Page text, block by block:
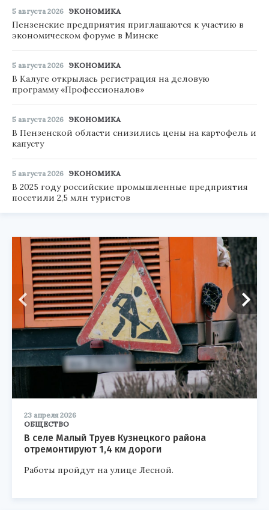
5 августа 2026 ЭКОНОМИКА
Пензенские предприятия приглашаются к участию в
экономическом форуме в Минске
5 августа 2026 ЭКОНОМИКА
В Калуге открылась регистрация на деловую
программу «Профессионалов»
5 августа 2026 ЭКОНОМИКА
В Пензенской области снизились цены на картофель и
капусту
5 августа 2026 ЭКОНОМИКА
В 2025 году российские промышленные предприятия
посетили 2,5 млн туристов
23 апреля 2026
ОБЩЕСТВО
В селе Малый Труев Кузнецкого района
отремонтируют 1,4 км дороги
Работы пройдут на улице Лесной.